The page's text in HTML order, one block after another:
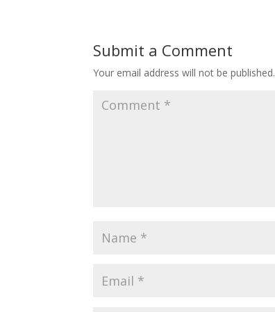
Submit a Comment
Your email address will not be published.